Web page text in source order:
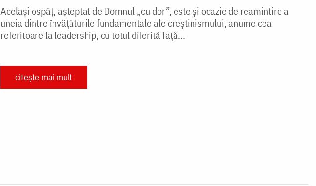
Același ospăț, așteptat de Domnul „cu dor”, este și ocazie de reamintire a
uneia dintre învățăturile fundamentale ale creștinismului, anume cea
referitoare la leadership, cu totul diferită față...
citește mai mult